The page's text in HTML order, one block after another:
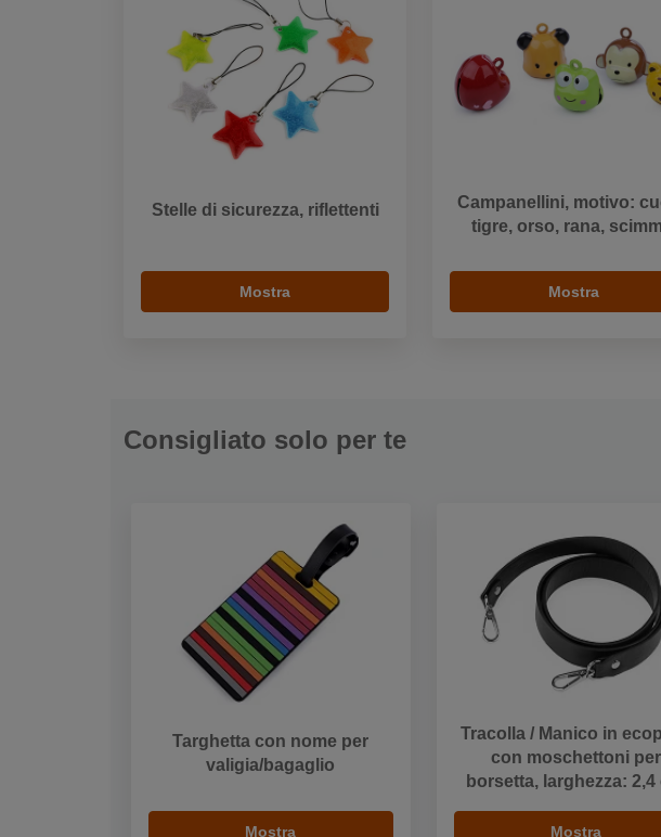
Stelle di sicurezza, riflettenti
Mostra
Campanellini, motivo:
tigre, orso, rana,
Mostra
Consigliato solo per te
Targhetta con nome per
valigia/bagaglio
Mostra
Tracolla / Manico in
con moschettoni per
borsetta, larghezza: 2,4
Mostra